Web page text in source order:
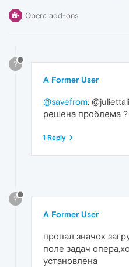
Opera add-ons
?
A Former User
@savefrom:
решена проблема ?
1 Reply
?
A Former User
пропал значок
поле задач
установлена